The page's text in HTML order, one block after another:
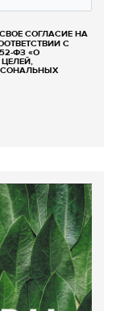
СОГЛАСИЕ НА
С
ФЗ «О